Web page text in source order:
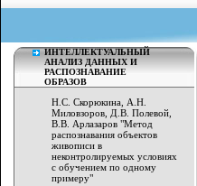
ИНТЕЛЛЕКТУАЛЬНЫЙ
АНАЛИЗ ДАННЫХ И
РАСПОЗНАВАНИЕ
ОБРАЗОВ
Н.С. Скорюкина, А.Н.
Миловзоров, Д.В. Полевой,
В.В. Арлазаров "Метод
распознавания объектов
живописи в
неконтролируемых условиях
с обучением по одному
примеру"